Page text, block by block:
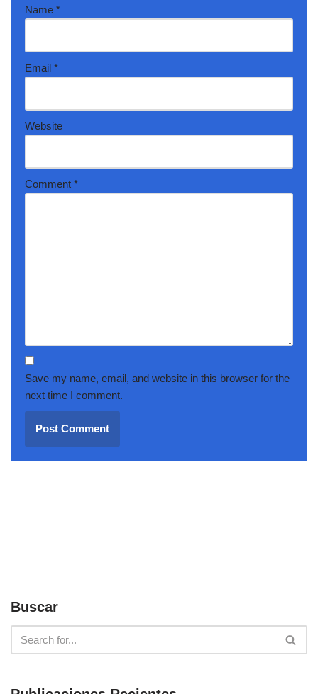
Name *
Email *
Website
Comment *
Save my name, email, and website in this browser for the
next time I comment.
Buscar